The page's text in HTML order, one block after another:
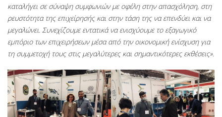
καταλήγει σε σύναψη συμφωνιών με οφέλη στην απασχόληση, στη
ρευστότητα της επιχείρησής και στην τάση της να επενδύει και να
μεγαλώνει. Συνεχίζουμε εντατικά να ενισχύουμε το εξαγωγικό
εμπόριο των επιχειρήσεων μέσα από την οικονομική ενίσχυση για
τη συμμετοχή τους στις μεγαλύτερες και σημαντικότερες εκθέσεις».